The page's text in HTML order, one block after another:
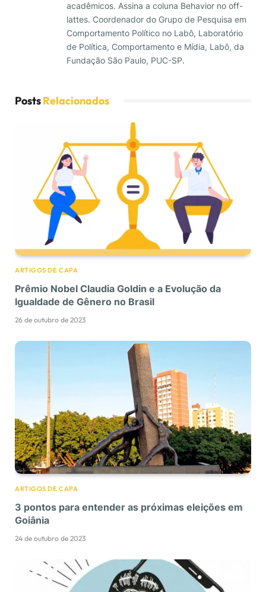
acadêmicos. Assina a coluna Behavior no off-
lattes. Coordenador do Grupo de Pesquisa em
Comportamento Político no Labô, Laboratório
de Política, Comportamento e Mídia, Labô, da
Fundação São Paulo, PUC-SP.
PostsRelacionados
ARTIGOS DE CAPA
Prêmio Nobel Claudia Goldin e a Evolução da
Igualdade de Gênero no Brasil
26 de outubro de 2023
ARTIGOS DE CAPA
3 pontos para entender as próximas eleições em
Goiânia
24 de outubro de 2023